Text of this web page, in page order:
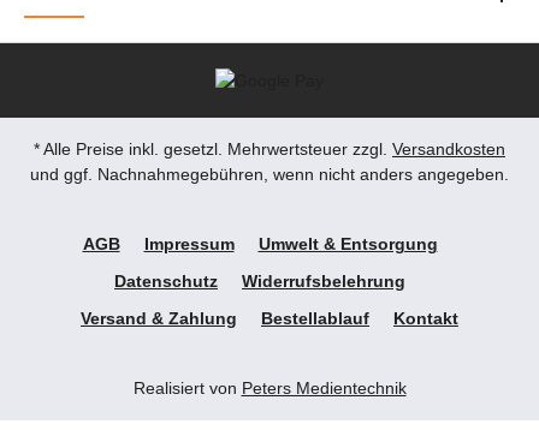
* Alle Preise inkl. gesetzl. Mehrwertsteuer zzgl. Versandkosten
und ggf. Nachnahmegebühren, wenn nicht anders angegeben.
AGB Impressum
Umwelt & Entsorgung
Datenschutz
Widerrufsbelehrung
Versand & Zahlung
Bestellablauf Kontakt
Realisiert von Peters Medientechnik